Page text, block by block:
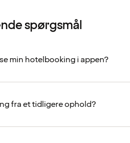
spørgsmål
min hotelbooking i appen?
fra et tidligere ophold?